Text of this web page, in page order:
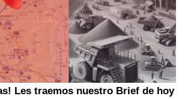
Les traemos nuestro Brief de hoy